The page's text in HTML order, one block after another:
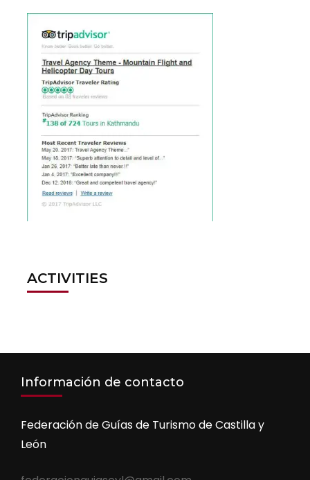
ACTIVITIES
Información de contacto
Federación de Guías de Turismo de Castilla y
León